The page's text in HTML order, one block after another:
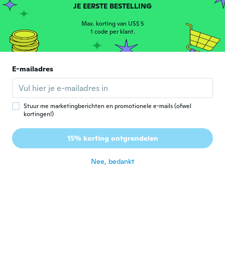
Agostinho
Lid geworden van 2020 ·
beoordelingen
ongeveer 5 jaar geleden
V Vanessa
Lid geworden van 2020 · 9 beoordelingen · 4 uploads
O produto é como eu esperava. Adorei.
JE EERSTE BESTELLING
Max. korting van US$ 5
1 code per klant.
E-mailadres
Stuur me marketingberichten en promotionele e-mails (ofwel
kortingen!)
15% korting ontgrendelen
Nee, bedankt